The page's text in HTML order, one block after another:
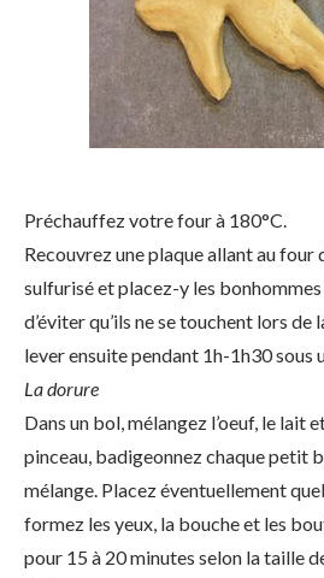
Préchauffez votre four à 180°C.
Recouvrez une plaque allant au four
sulfurisé et placez-y les
d’éviter qu’ils ne se touchent lors de
lever ensuite pendant 1h-1h30 sous
La dorure
Dans un bol, mélangez l’oeuf, le lait
pinceau, badigeonnez chaque petit
mélange. Placez éventuellement
formez les yeux, la bouche et les
pour 15 à 20 minutes selon la taille